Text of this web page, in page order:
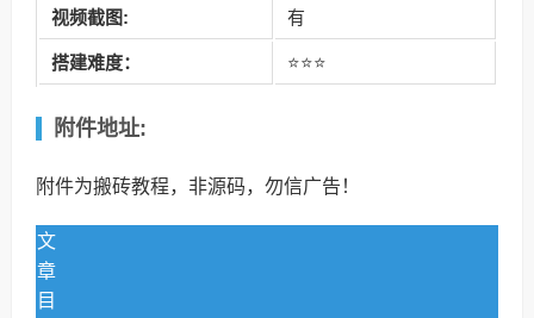
视频截图: 有
搭建难度： ⭐⭐⭐
附件地址:
附件为搬砖教程，非源码，勿信广告！
文
章
目